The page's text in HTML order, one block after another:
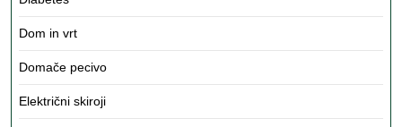
Dom in vrt
Domače pecivo
Električni skiroji